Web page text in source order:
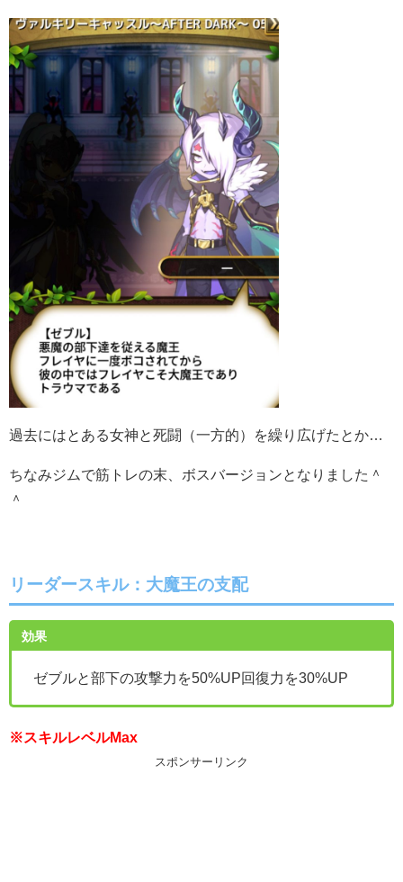
過去にはとある女神と死闘（一方的）を繰り広げたとか…
ちなみジムで筋トレの末、ボスバージョンとなりました＾
＾
リーダースキル： 大魔王の支配
効果
ゼブルと部下の攻撃力を50%UP回復力を30%UP
※スキルレベルMax
スポンサーリンク